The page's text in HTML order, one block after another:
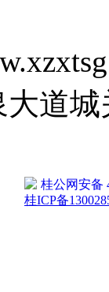
大道
桂公网安备
桂ICP备